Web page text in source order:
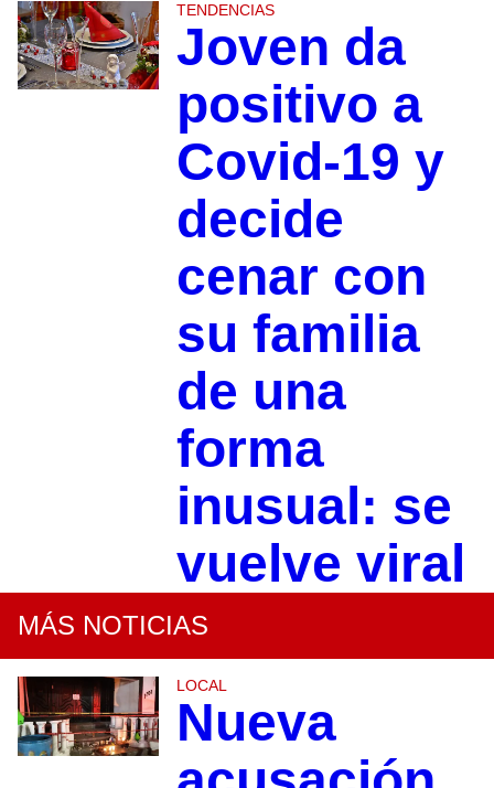
TENDENCIAS
Joven da
positivo a
Covid-19 y
decide
cenar con
su familia
de una
forma
inusual: se
vuelve viral
MÁS NOTICIAS
LOCAL
Nueva